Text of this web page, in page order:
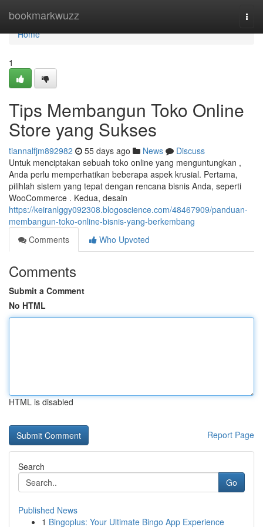
bookmarkwuzz
Home
Home
1
Tips Membangun Toko Online
Store yang Sukses
tiannalfjm892982 55 days ago News
Discuss
Untuk menciptakan sebuah toko online yang menguntungkan ,
Anda perlu memperhatikan beberapa aspek krusial. Pertama,
pilihlah sistem yang tepat dengan rencana bisnis Anda, seperti
WooCommerce . Kedua, desain
https://keiranlggy092308.blogoscience.com/48467909/panduan-
membangun-toko-online-bisnis-yang-berkembang
Comments
Who Upvoted
Comments
Submit a Comment
No HTML
HTML is disabled
Report Page
Search
Go
Published News
1 Bingoplus: Your Ultimate Bingo App Experience